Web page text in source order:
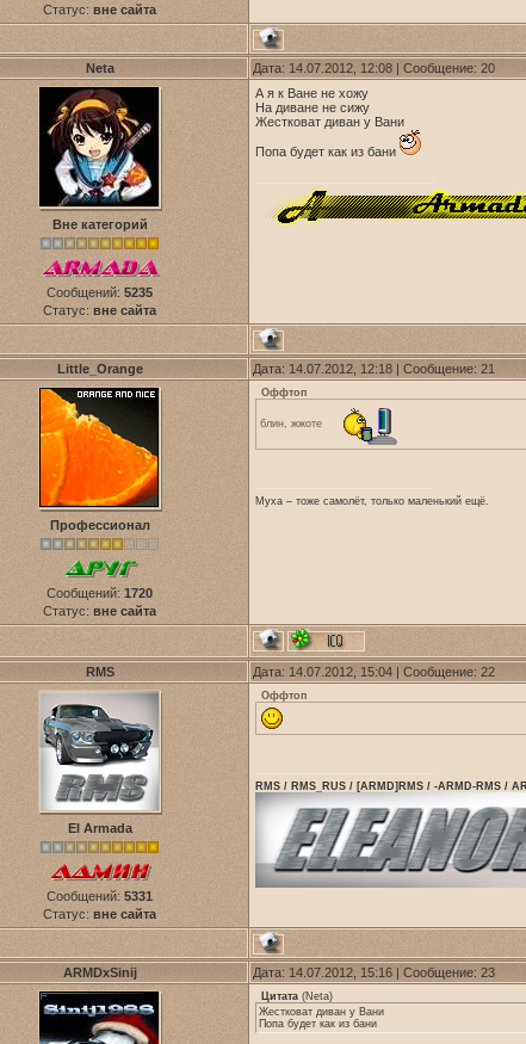
Статус: вне сайта
Neta Дата: 14.07.2012, 12:08 | Сообщение: 20
Вне категорий
Сообщений: 5235
Статус: вне сайта
А я к Ване не хожу
На диване не сижу
Жестковат диван у Вани
Попа будет как из бани
Little_Orange Дата: 14.07.2012, 12:18 | Сообщение: 21
Профессионал
Сообщений: 1720
Статус: вне сайта
Оффтоп
блин, жжоте
Муха – тоже самолёт, только маленький ещё.
RMS Дата: 14.07.2012, 15:04 | Сообщение: 22
El Armada
Сообщений: 5331
Статус: вне сайта
Оффтоп
RMS / RMS_RUS / [ARMD]RMS / -ARMD-RMS /
ARMDxSinij Дата: 14.07.2012, 15:16 | Сообщение: 23
Цитата (Neta)
Жестковат диван у Вани
Попа будет как из бани